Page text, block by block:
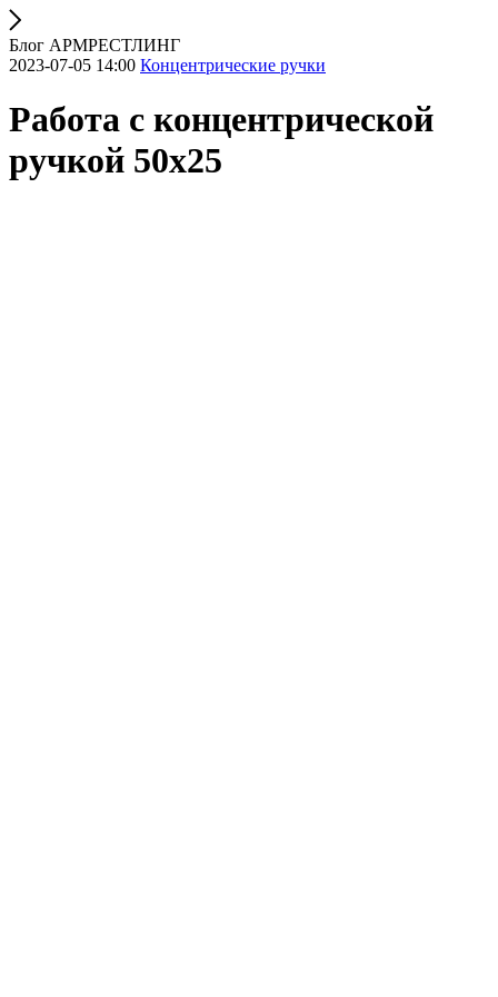
Блог АРМРЕСТЛИНГ
2023-07-05 14:00 Концентрические ручки
Работа с концентрической
ручкой 50х25